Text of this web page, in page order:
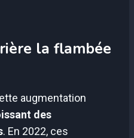
la flambée
augmentation
des
. En 2022, ces